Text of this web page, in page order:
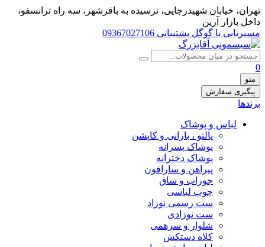
تهران، خيابان شهيدرجايى، نرسیده به باقرشهر، سه راه ترانسفو،
داخل بازار آرین
مسیریابی با گوگل پشتیبانی 09367027106
0
منو
پیگیری سفارش
برندها
لباس و پوشاک
پالتو ، بارانی و کاپشن
پوشاک پسرانه
پوشاک دخترانه
پیراهن و سارافون
جوراب و ساق
چوب لباسی
ست رسمی نوزاد
ست نوزادی
شلوار و سرهمی
کلاه دستکش